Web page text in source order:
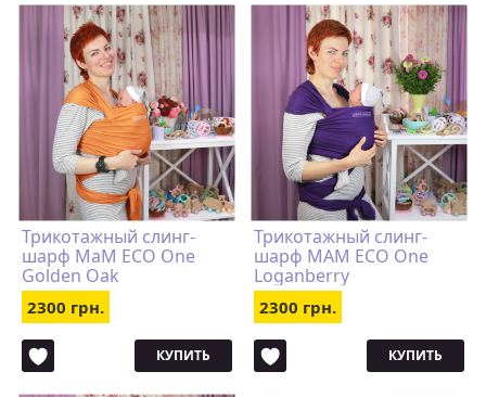
Трикотажный слинг-
шарф MaM ECO One
Golden Oak
2300 грн.
КУПИТЬ
Трикотажный слинг-
шарф MAM ECO One
Loganberry
2300 грн.
КУПИТЬ